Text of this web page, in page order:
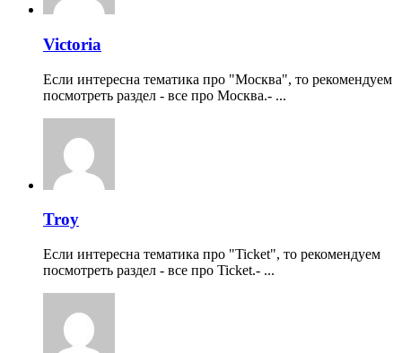
Victoria
Если интересна тематика про "Москва", то рекомендуем
посмотреть раздел - все про Москва.- ...
Troy
Если интересна тематика про "Ticket", то рекомендуем
посмотреть раздел - все про Ticket.- ...